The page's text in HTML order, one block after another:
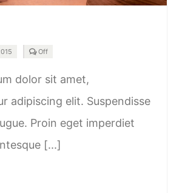
OffComments
USA
dolor sit amet,
adipiscing elit. Suspendisse
Proin eget imperdiet
[...]